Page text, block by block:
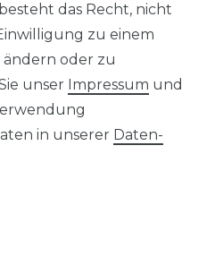
mit
das Recht, nicht
zu einem
oder zu
unser Impressum und
in unserer Daten­